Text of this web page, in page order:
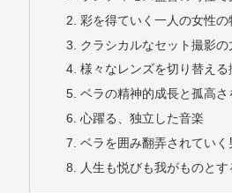
彩を得ていく一人の女性の
クラシカルなセット撮影の
様々なレンズを切り替える
ベラの精神的成長と孤高
心躍る、独立した音楽
ベラを囲み翻弄されていく
人生も悦びも我がものとす